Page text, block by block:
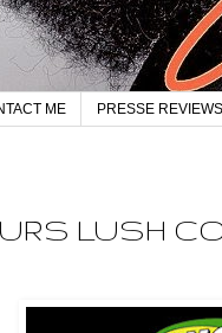
ME PRESSE REVIEWS
LUSH